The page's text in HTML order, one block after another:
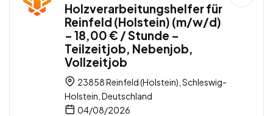
Holzverarbeitungshelfer für
Reinfeld (Holstein) (m/w/d)
– 18,00 € / Stunde –
Teilzeitjob, Nebenjob,
Vollzeitjob
23858 Reinfeld (Holstein), Schleswig-
Holstein, Deutschland
04/08/2026